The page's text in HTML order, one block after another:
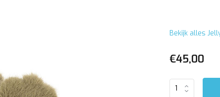
Bekijk alles
€45,00